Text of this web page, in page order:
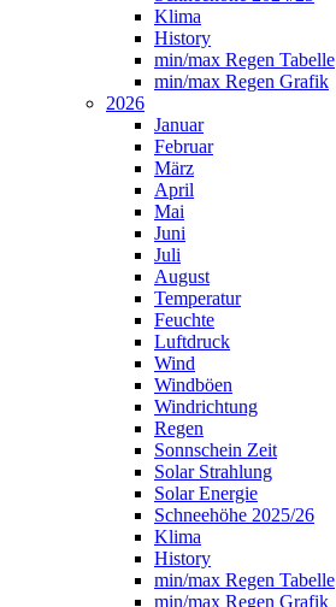
Klima
History
min/max Regen Tabelle
min/max Regen Grafik
2026
Januar
Februar
März
April
Mai
Juni
Juli
August
Temperatur
Feuchte
Luftdruck
Wind
Windböen
Windrichtung
Regen
Sonnschein Zeit
Solar Strahlung
Solar Energie
Schneehöhe 2025/26
Klima
History
min/max Regen Tabelle
min/max Regen Grafik